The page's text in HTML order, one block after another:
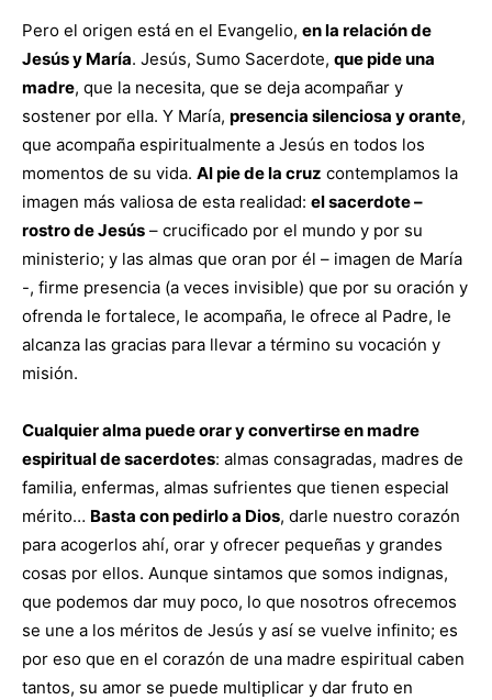
Pero el origen está en el Evangelio, en la relación de
Jesús y María. Jesús, Sumo Sacerdote, que pide una
madre, que la necesita, que se deja acompañar y
sostener por ella. Y María, presencia silenciosa y orante,
que acompaña espiritualmente a Jesús en todos los
momentos de su vida. Al pie de la cruz contemplamos la
imagen más valiosa de esta realidad: el sacerdote –
rostro de Jesús – crucificado por el mundo y por su
ministerio; y las almas que oran por él – imagen de María
-, firme presencia (a veces invisible) que por su oración y
ofrenda le fortalece, le acompaña, le ofrece al Padre, le
alcanza las gracias para llevar a término su vocación y
misión.
Cualquier alma puede orar y convertirse en madre
espiritual de sacerdotes: almas consagradas, madres de
familia, enfermas, almas sufrientes que tienen especial
mérito… Basta con pedirlo a Dios, darle nuestro corazón
para acogerlos ahí, orar y ofrecer pequeñas y grandes
cosas por ellos. Aunque sintamos que somos indignas,
que podemos dar muy poco, lo que nosotros ofrecemos
se une a los méritos de Jesús y así se vuelve infinito; es
por eso que en el corazón de una madre espiritual caben
tantos, su amor se puede multiplicar y dar fruto en